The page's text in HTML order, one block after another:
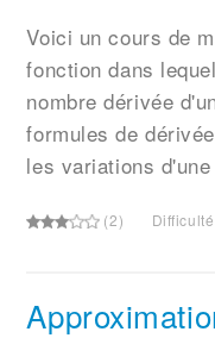
Voici un cours de
fonction dans
nombre dérivée
formules de
les variations
(2) Difficulté